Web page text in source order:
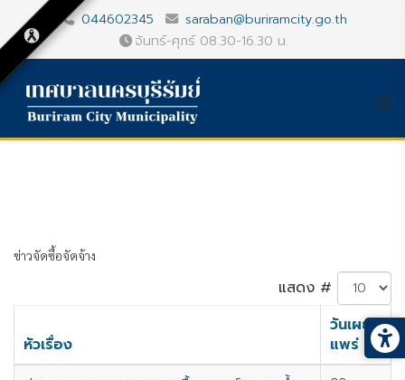
044602345
saraban@buriramcity.go.th
จันทร์-ศุกร์ 08.30-16.30 น.
ข่าวจัดซื้อจัดจ้าง
แสดง #
หัวเรื่อง
วันเผย
แพร่